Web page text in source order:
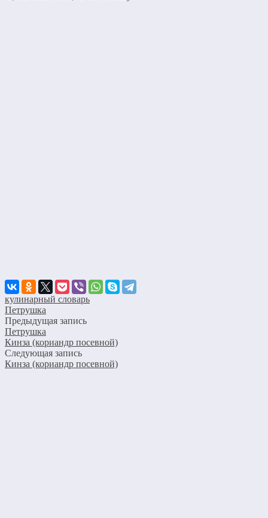
кулинарный словарь
Петрушка
Предыдущая запись
Петрушка
Кинза (кориандр посевной)
Следующая запись
Кинза (кориандр посевной)